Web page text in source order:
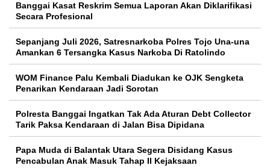
Banggai Kasat Reskrim Semua Laporan Akan Diklarifikasi
Secara Profesional
Sepanjang Juli 2026, Satresnarkoba Polres Tojo Una-una
Amankan 6 Tersangka Kasus Narkoba Di Ratolindo
WOM Finance Palu Kembali Diadukan ke OJK Sengketa
Penarikan Kendaraan Jadi Sorotan
Polresta Banggai Ingatkan Tak Ada Aturan Debt Collector
Tarik Paksa Kendaraan di Jalan Bisa Dipidana
Papa Muda di Balantak Utara Segera Disidang Kasus
Pencabulan Anak Masuk Tahap II Kejaksaan